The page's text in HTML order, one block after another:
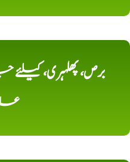
برص، پھلہری،